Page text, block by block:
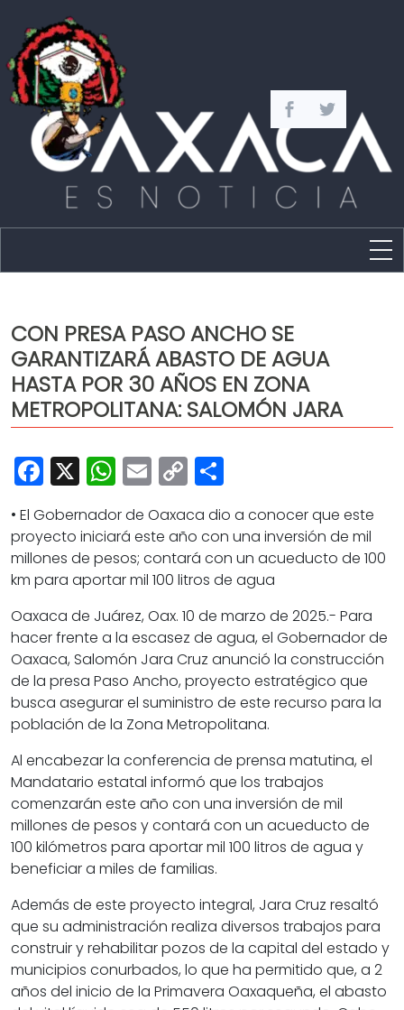
Capital
Policíaca
Cultura
Opinión
CON PRESA PASO ANCHO SE
GARANTIZARÁ ABASTO DE AGUA
HASTA POR 30 AÑOS EN ZONA
METROPOLITANA: SALOMÓN JARA
Facebook
X WhatsApp
Email
Copy
Link
• El Gobernador de Oaxaca dio a conocer que este
proyecto iniciará este año con una inversión de mil
millones de pesos; contará con un acueducto de 100
km para aportar mil 100 litros de agua
Oaxaca de Juárez, Oax. 10 de marzo de 2025.- Para
hacer frente a la escasez de agua, el Gobernador de
Oaxaca, Salomón Jara Cruz anunció la construcción
de la presa Paso Ancho, proyecto estratégico que
busca asegurar el suministro de este recurso para la
población de la Zona Metropolitana.
Al encabezar la conferencia de prensa matutina, el
Mandatario estatal informó que los trabajos
comenzarán este año con una inversión de mil
millones de pesos y contará con un acueducto de
100 kilómetros para aportar mil 100 litros de agua y
beneficiar a miles de familias.
Además de este proyecto integral, Jara Cruz resaltó
que su administración realiza diversos trabajos para
construir y rehabilitar pozos de la capital del estado y
municipios conurbados, lo que ha permitido que, a 2
años del inicio de la Primavera Oaxaqueña, el abasto